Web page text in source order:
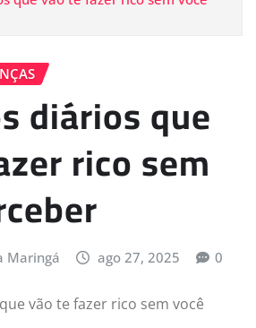
diários que
rico sem
Maringá ago 27, 2025 0